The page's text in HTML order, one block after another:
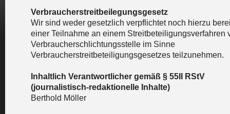
Verbraucherstreitbeilegungsgesetz
Wir sind weder gesetzlich verpflichtet noch hierzu
einer Teilnahme an einem Streitbeteiligungsverfahren
Verbraucherschlichtungsstelle im Sinne
Verbraucherstreitbeteiligungsgesetzes teilzunehmen.
Inhaltlich Verantwortlicher gemäß § 55II RStV
(journalistisch-redaktionelle Inhalte)
Berthold Möller